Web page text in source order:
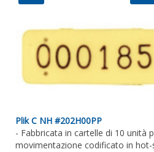
Plik C NH #202H00PP
- Fabbricata in cartelle di 10 unità
movimentazione codificato in hot